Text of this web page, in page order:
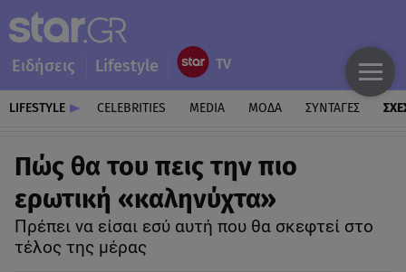
Ειδήσεις Lifestyle
LIFESTYLE CELEBRITIES MEDIA ΜΟΔΑ ΣΥΝΤΑΓΕΣ
Πώς θα του πεις την πιο
ερωτική «καληνύχτα»
Πρέπει να είσαι εσύ αυτή που θα σκεφτεί στο
τέλος της μέρας